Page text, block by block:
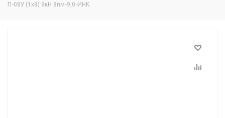
П-08У (1х8) 9кН 8пм-9,0-ИНК